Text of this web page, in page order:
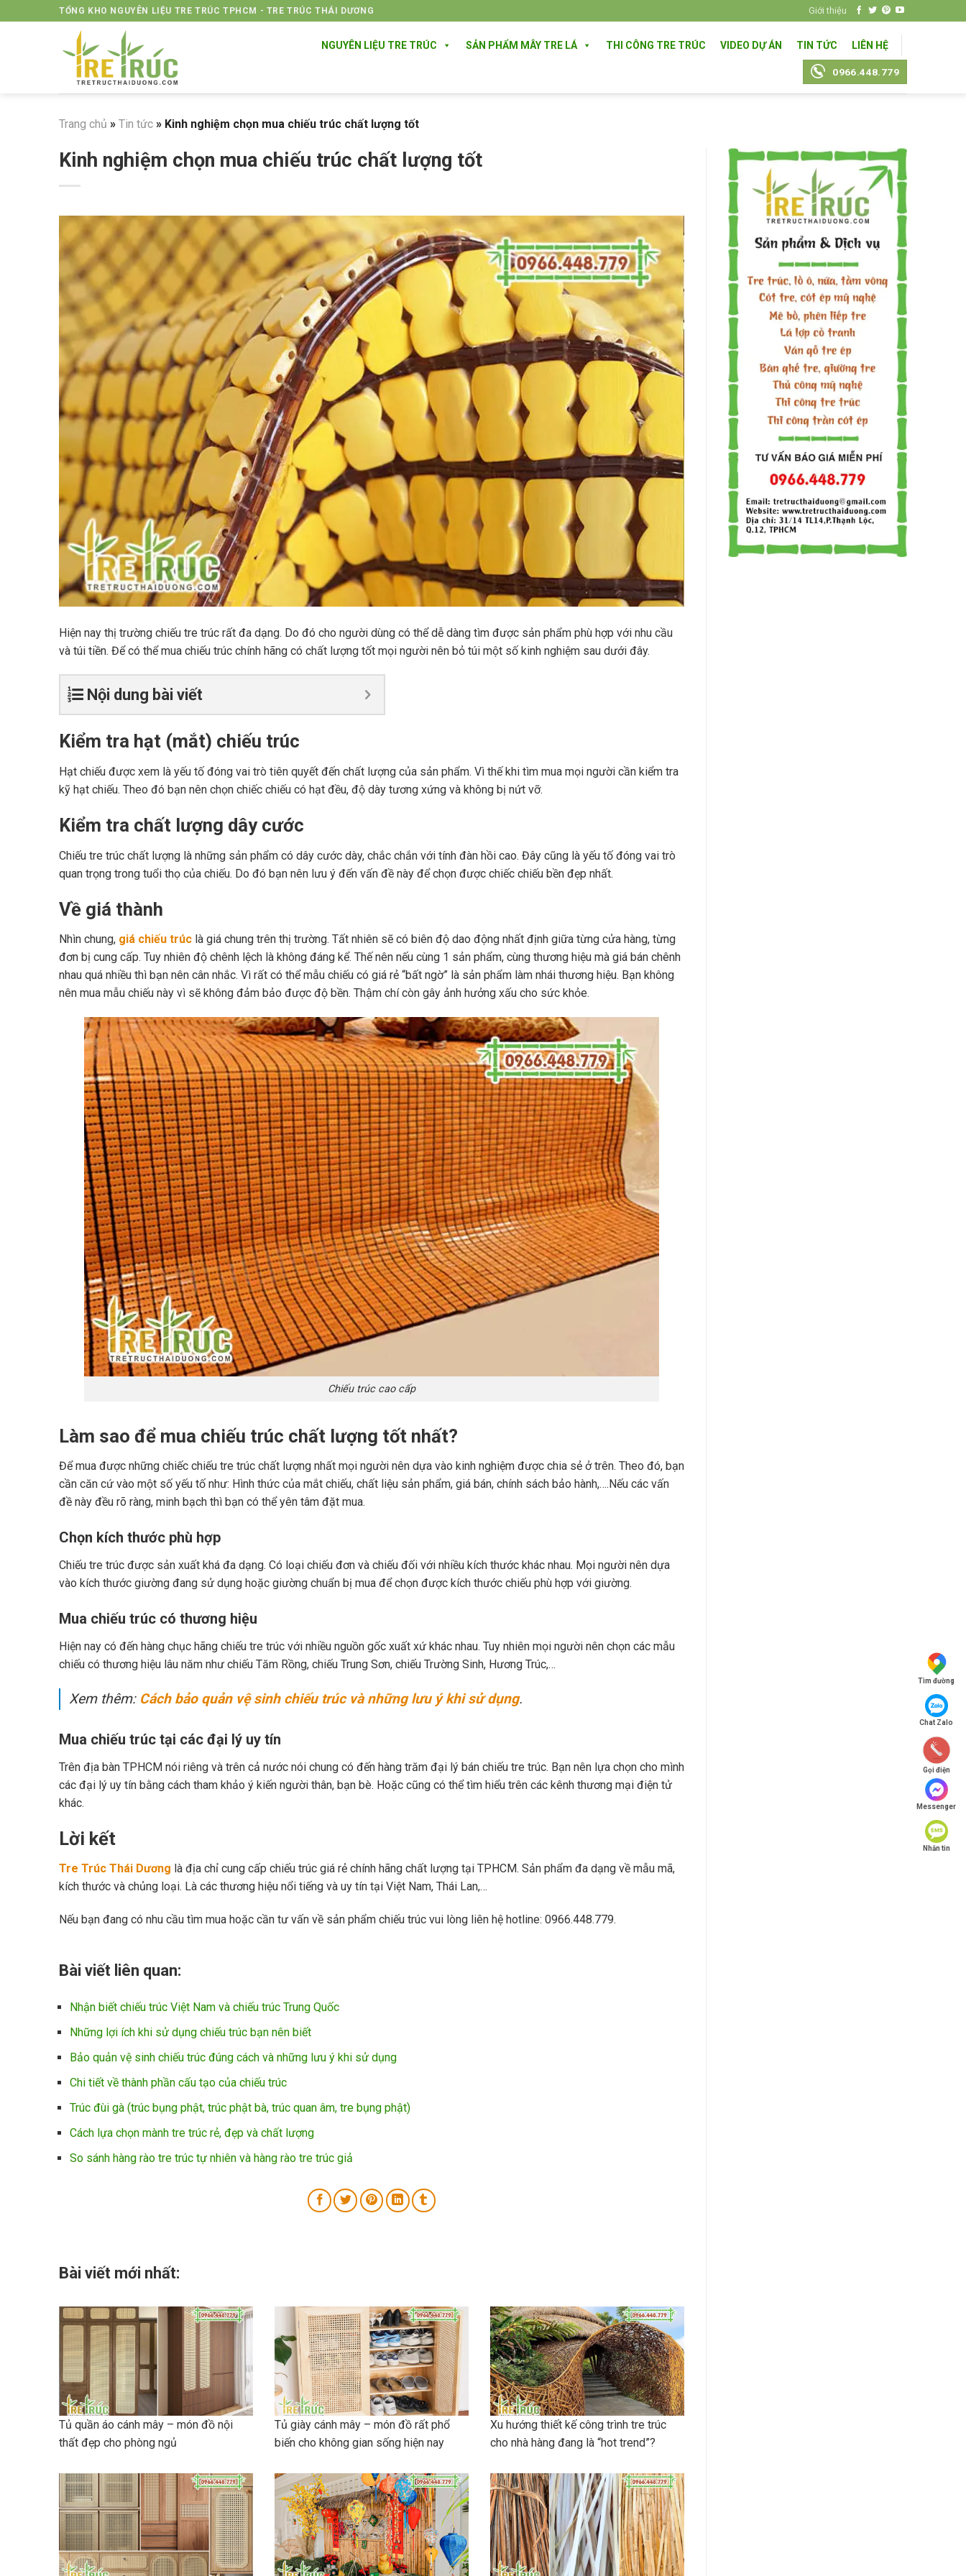
to
TỔNG KHO NGUYÊN LIỆU TRE TRÚC TPHCM - TRE TRÚC THÁI DƯƠNG Giới thiệu
NGUYÊN LIỆU TRE TRÚC SẢN PHẨM MÂY TRE LÁ THI CÔNG TRE TRÚC VIDEO DỰ ÁN TIN TỨC LIÊN HỆ
0966.448.779
Trang chủ » Tin tức » Kinh nghiệm chọn mua chiếu trúc chất lượng tốt
Kinh nghiệm chọn mua chiếu trúc chất lượng tốt
Hiện nay thị trường chiếu tre trúc rất đa dạng. Do đó cho người dùng có thể dễ dàng tìm được sản phẩm phù hợp với nhu cầu
và túi tiền. Để có thể mua chiếu trúc chính hãng có chất lượng tốt mọi người nên bỏ túi một số kinh nghiệm sau dưới đây.
Nội dung bài viết
Kiểm tra hạt (mắt) chiếu trúc
Hạt chiếu được xem là yếu tố đóng vai trò tiên quyết đến chất lượng của sản phẩm. Vì thế khi tìm mua mọi người cần kiểm tra
kỹ hạt chiếu. Theo đó bạn nên chọn chiếc chiếu có hạt đều, độ dày tương xứng và không bị nứt vỡ.
Kiểm tra chất lượng dây cước
Chiếu tre trúc chất lượng là những sản phẩm có dây cước dày, chắc chắn với tính đàn hồi cao. Đây cũng là yếu tố đóng vai trò
quan trọng trong tuổi thọ của chiếu. Do đó bạn nên lưu ý đến vấn đề này để chọn được chiếc chiếu bền đẹp nhất.
Về giá thành
Nhìn chung, giá chiếu trúc là giá chung trên thị trường. Tất nhiên sẽ có biên độ dao động nhất định giữa từng cửa hàng, từng
đơn bị cung cấp. Tuy nhiên độ chênh lệch là không đáng kể. Thế nên nếu cùng 1 sản phẩm, cùng thương hiệu mà giá bán chênh
nhau quá nhiều thì bạn nên cân nhắc. Vì rất có thể mẫu chiếu có giá rẻ “bất ngờ” là sản phẩm làm nhái thương hiệu. Bạn không
nên mua mẫu chiếu này vì sẽ không đảm bảo được độ bền. Thậm chí còn gây ảnh hưởng xấu cho sức khỏe.
Chiếu trúc cao cấp
Làm sao để mua chiếu trúc chất lượng tốt nhất?
Để mua được những chiếc chiếu tre trúc chất lượng nhất mọi người nên dựa vào kinh nghiệm được chia sẻ ở trên. Theo đó, bạn
cần căn cứ vào một số yếu tố như: Hình thức của mắt chiếu, chất liệu sản phẩm, giá bán, chính sách bảo hành,….Nếu các vấn
đề này đều rõ ràng, minh bạch thì bạn có thể yên tâm đặt mua.
Chọn kích thước phù hợp
Chiếu tre trúc được sản xuất khá đa dạng. Có loại chiếu đơn và chiếu đối với nhiều kích thước khác nhau. Mọi người nên dựa
vào kích thước giường đang sử dụng hoặc giường chuẩn bị mua để chọn được kích thước chiếu phù hợp với giường.
Mua chiếu trúc có thương hiệu
Hiện nay có đến hàng chục hãng chiếu tre trúc với nhiều nguồn gốc xuất xứ khác nhau. Tuy nhiên mọi người nên chọn các mẫu
chiếu có thương hiệu lâu năm như chiếu Tăm Rồng, chiếu Trung Sơn, chiếu Trường Sinh, Hương Trúc,…
Xem thêm: Cách bảo quản vệ sinh chiếu trúc và những lưu ý khi sử dụng.
Mua chiếu trúc tại các đại lý uy tín
Trên địa bàn TPHCM nói riêng và trên cả nước nói chung có đến hàng trăm đại lý bán chiếu tre trúc. Bạn nên lựa chọn cho mình
các đại lý uy tín bằng cách tham khảo ý kiến người thân, bạn bè. Hoặc cũng có thể tìm hiểu trên các kênh thương mại điện tử
khác.
Lời kết
Tre Trúc Thái Dương là địa chỉ cung cấp chiếu trúc giá rẻ chính hãng chất lượng tại TPHCM. Sản phẩm đa dạng về mẫu mã,
kích thước và chủng loại. Là các thương hiệu nổi tiếng và uy tín tại Việt Nam, Thái Lan,…
Nếu bạn đang có nhu cầu tìm mua hoặc cần tư vấn về sản phẩm chiếu trúc vui lòng liên hệ hotline: 0966.448.779.
Bài viết liên quan:
Nhận biết chiếu trúc Việt Nam và chiếu trúc Trung Quốc
Những lợi ích khi sử dụng chiếu trúc bạn nên biết
Bảo quản vệ sinh chiếu trúc đúng cách và những lưu ý khi sử dụng
Chi tiết về thành phần cấu tạo của chiếu trúc
Trúc đùi gà (trúc bụng phật, trúc phật bà, trúc quan âm, tre bụng phật)
Cách lựa chọn mành tre trúc rẻ, đẹp và chất lượng
So sánh hàng rào tre trúc tự nhiên và hàng rào tre trúc giả
Bài viết mới nhất:
Tủ quần áo cánh mây – món đồ nội
thất đẹp cho phòng ngủ
Tủ giày cánh mây – món đồ rất phổ
biến cho không gian sống hiện nay
Xu hướng thiết kế công trình tre trúc
cho nhà hàng đang là “hot trend”?
Tìm đường
Chat Zalo
Gọi điện
Messenger
Nhắn tin